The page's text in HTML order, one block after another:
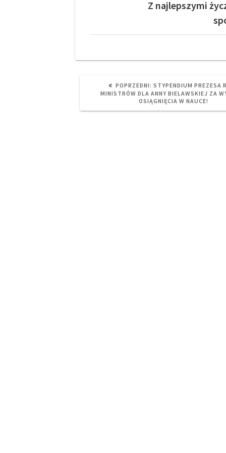
Z najlepszymi
POPRZEDNI: PREVIOUS
POST:
STYPENDIUM PREZESA
MINISTRÓW DLA ANNY BIELAWSKIEJ ZA
OSIĄGNIĘCIA W NAUCE!